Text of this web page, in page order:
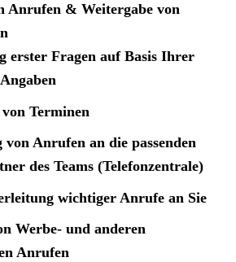
Anrufen & Weitergabe von
erster Fragen auf Basis Ihrer
Terminen
Anrufen an die passenden
des Teams (Telefonzentrale)
wichtiger Anrufe an Sie
Werbe- und anderen
Anrufen